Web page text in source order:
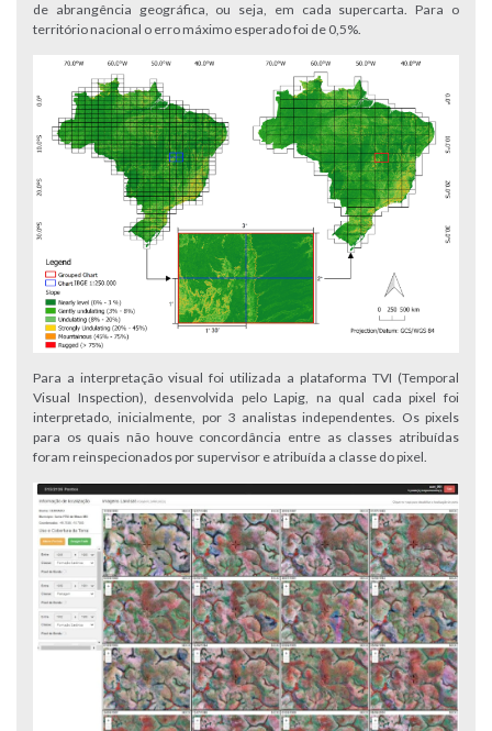
de abrangência geográfica, ou seja, em cada supercarta. Para o
território nacional o erro máximo esperado foi de 0,5%.
Para a interpretação visual foi utilizada a plataforma TVI (Temporal
Visual Inspection), desenvolvida pelo Lapig, na qual cada pixel foi
interpretado, inicialmente, por 3 analistas independentes. Os pixels
para os quais não houve concordância entre as classes atribuídas
foram reinspecionados por supervisor e atribuída a classe do pixel.